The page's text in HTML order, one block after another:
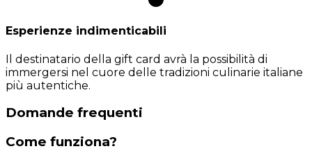
Esperienze indimenticabili
Il destinatario della gift card avrà la possibilità di
immergersi nel cuore delle tradizioni culinarie italiane
più autentiche.
Domande frequenti
Come funziona?